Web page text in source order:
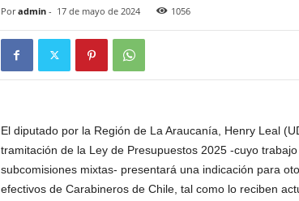
Por admin- 17 de mayo de 2024 1056
El diputado por la Región de La Araucanía, Henry Leal
tramitación de la Ley de Presupuestos 2025 -cuyo
subcomisiones mixtas- presentará una indicación para
efectivos de Carabineros de Chile, tal como lo reciben